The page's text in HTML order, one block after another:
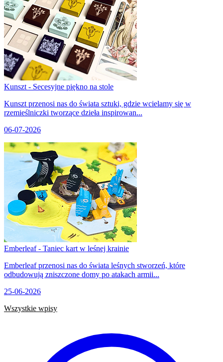
Kunszt - Secesyjne piękno na stole
Kunszt przenosi nas do świata sztuki, gdzie wcielamy się w
rzemieślniczki tworzące dzieła inspirowan...
06-07-2026
Emberleaf - Taniec kart w leśnej krainie
Emberleaf przenosi nas do świata leśnych stworzeń, które
odbudowują zniszczone domy po atakach armii...
25-06-2026
Wszystkie wpisy